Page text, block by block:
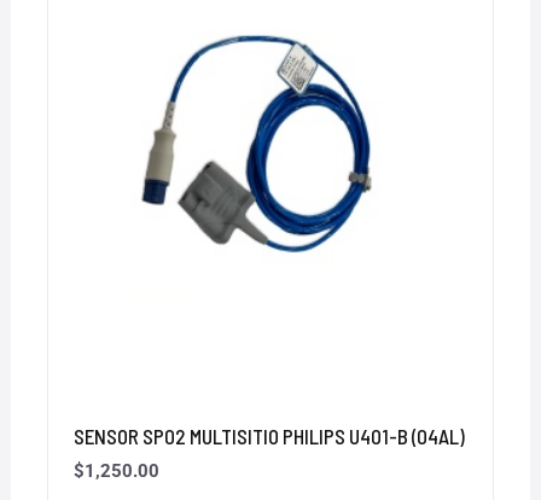
SENSOR SP02 MULTISITIO PHILIPS U401-B (04AL)
$1,250.00